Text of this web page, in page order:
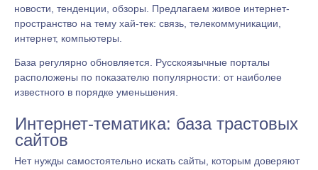
новости, тенденции, обзоры. Предлагаем живое интернет-
пространство на тему хай-тек: связь, телекоммуникации,
интернет, компьютеры.
База регулярно обновляется. Русскоязычные порталы
расположены по показателю популярности: от наиболее
известного в порядке уменьшения.
Интернет-тематика: база трастовых
сайтов
Нет нужды самостоятельно искать сайты, которым доверяют